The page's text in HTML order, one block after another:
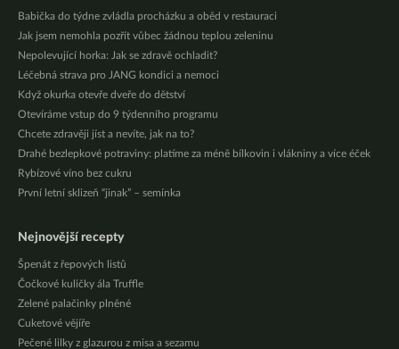
Babička do týdne zvládla procházku a oběd v restauraci
Jak jsem nemohla pozřít vůbec žádnou teplou zeleninu
Nepolevující horka: Jak se zdravě ochladit?
Léčebná strava pro JANG kondici a nemoci
Když okurka otevře dveře do dětství
Otevíráme vstup do 9 týdenního programu
Chcete zdravěji jíst a nevíte, jak na to?
Drahé bezlepkové potraviny: platíme za méně bílkovin i vlákniny a více éček
Rybízové víno bez cukru
První letní sklizeň “jinak” – semínka
Nejnovější recepty
Špenát z řepových listů
Čočkové kuličky ála Truffle
Zelené palačinky plněné
Cuketové vějíře
Pečené lilky z glazurou z misa a sezamu